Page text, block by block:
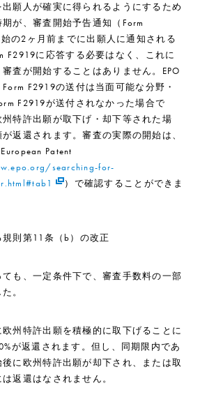
願人が確実に得られるようにするため
が、審査開始予告通知（Form
の2ヶ月前までに出願人に通知される
F2919に応答する必要はなく、これに
査が開始することはありません。EPO
F2919の送付は当面可能な分野・
F2919が送付されなかった場合で
特許出願が取下げ・却下等された場
返還されます。審査の実際の開始は、
Patent
searching-for-
）で確認することができま
規則第11条（b）の改正
も、一定条件下で、審査手数料の一部
。
州特許出願を積極的に取下げることに
が返還されます。但し、同期限内であ
に欧州特許出願が却下され、または取
返還はなされません。